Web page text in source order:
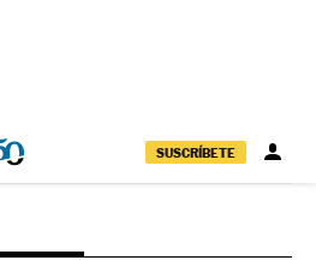
SUSCRÍBETE